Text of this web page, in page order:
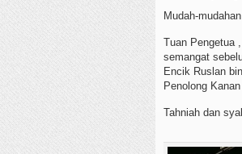
Mudah-
Tuan Pengetua
semangat
Encik Ruslan
Penolong Kanan
Tahniah dan